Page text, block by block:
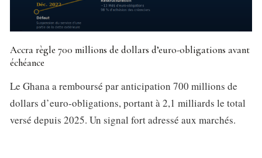
Accra règle 700 millions de dollars d’euro-obligations avant
échéance
Le Ghana a remboursé par anticipation 700 millions de
dollars d’euro-obligations, portant à 2,1 milliards le total
versé depuis 2025. Un signal fort adressé aux marchés.